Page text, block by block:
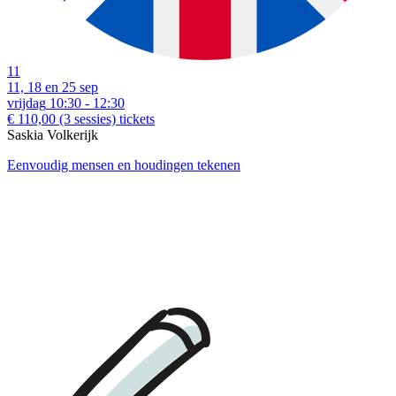
English print
11
11, 18 en 25 sep
vrijdag 10:30 - 12:30
€ 110,00 (3 sessies) tickets
Saskia Volkerijk
Eenvoudig mensen en houdingen tekenen